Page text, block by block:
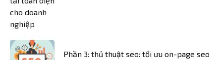
Phần 3: thủ thuật seo: tối ưu on-page seo